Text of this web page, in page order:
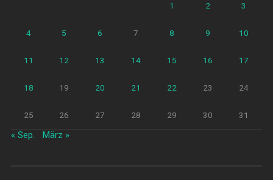
1 2 3
4 5 6 7 8 9 10
11 12 13 14 15 16 17
18 19 20 21 22 23 24
25 26 27 28 29 30 31
« Sep. März »